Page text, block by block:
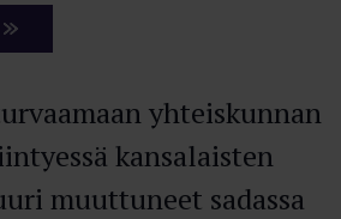
yhteiskunnan
kansalaisten
muuttuneet sadassa